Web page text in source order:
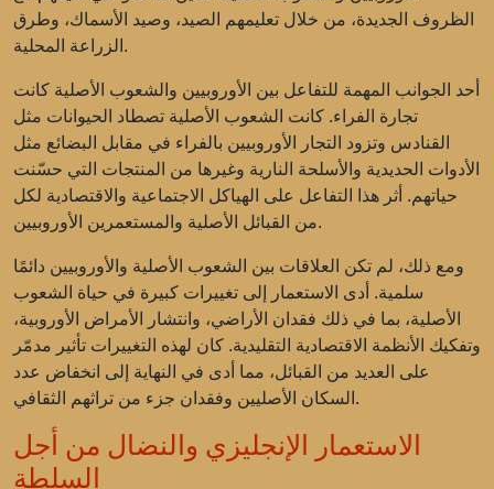
الظروف الجديدة، من خلال تعليمهم الصيد، وصيد الأسماك، وطرق
الزراعة المحلية.
أحد الجوانب المهمة للتفاعل بين الأوروبيين والشعوب الأصلية كانت
تجارة الفراء. كانت الشعوب الأصلية تصطاد الحيوانات مثل
القنادس وتزود التجار الأوروبيين بالفراء في مقابل البضائع مثل
الأدوات الحديدية والأسلحة النارية وغيرها من المنتجات التي حسّنت
حياتهم. أثر هذا التفاعل على الهياكل الاجتماعية والاقتصادية لكل
من القبائل الأصلية والمستعمرين الأوروبيين.
ومع ذلك، لم تكن العلاقات بين الشعوب الأصلية والأوروبيين دائمًا
سلمية. أدى الاستعمار إلى تغييرات كبيرة في حياة الشعوب
الأصلية، بما في ذلك فقدان الأراضي، وانتشار الأمراض الأوروبية،
وتفكيك الأنظمة الاقتصادية التقليدية. كان لهذه التغييرات تأثير مدمّر
على العديد من القبائل، مما أدى في النهاية إلى انخفاض عدد
السكان الأصليين وفقدان جزء من تراثهم الثقافي.
الاستعمار الإنجليزي والنضال من أجل
السلطة